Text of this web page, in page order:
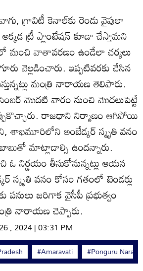
గ్రావిటీ కెనాల్‌కు రెండు వైపులా
ట్రీ ప్లాంటేషన్ కూడా చేస్తామని
మంచి వాతావరణం ఉండేలా చర్యలు
వెల్లడించారు. ఇప్పటివరకు చేసిన
మంత్రి నారాయణ తెలిపారు.
మొదటి వారం నుంచి మొదలుపెట్టే
రాజధాని నిర్మాణం ఆగిపోయి
శాఖమూరిలోని అంబేడ్కర్ స్మృతి వనం
మాట్లాడాల్సి ఉందన్నారు.
ఓ నిర్ణయం తీసుకోనున్నట్లు ఆయన
స్మృతి వనం కోసం గతంలో టెండర్లు
జరిగాక వైసీపీ ప్రభుత్వం
నారాయణ చెప్పారు.
, 2024 | 03:31 PM
#Amaravati #Ponguru